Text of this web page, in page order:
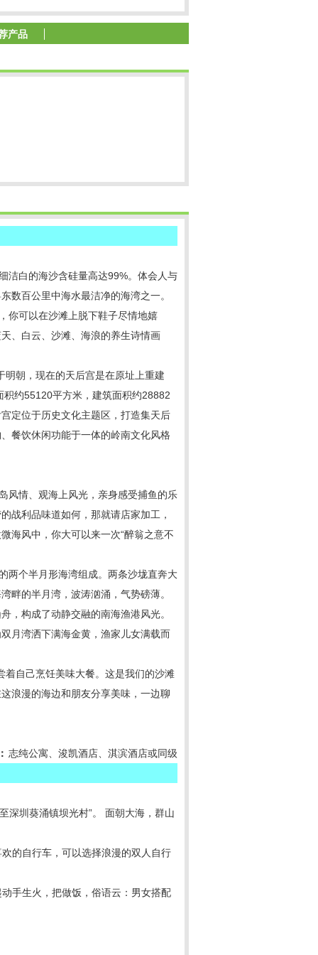
产品
洁白的海沙含硅量高达99%。体会人与
数百公里中海水最洁净的海湾之一。
你可以在沙滩上脱下鞋子尽情地嬉
、白云、沙滩、海浪的养生诗情画
明朝，现在的天后宫是在原址上重建
积约55120平方米，建筑面积约28882
定位于历史文化主题区，打造集天后
餐饮休闲功能于一体的岭南文化风格
风情、观海上风光，亲身感受捕鱼的乐
战利品味道如何，那就请店家加工，
海风中，你大可以来一次“醉翁之意不
两个半月形海湾组成。两条沙垅直奔大
畔的半月湾，波涛汹涌，气势磅薄。
，构成了动静交融的南海渔港风光。
月湾洒下满海金黄，渔家儿女满载而
自己烹饪美味大餐。这是我们的沙滩
浪漫的海边和朋友分享美味，一边聊
志纯公寓、浚凯酒店、淇滨酒店或同级
深圳葵涌镇坝光村”。 面朝大海，群山
的自行车，可以选择浪漫的双人自行
手生火，把做饭，俗语云：男女搭配